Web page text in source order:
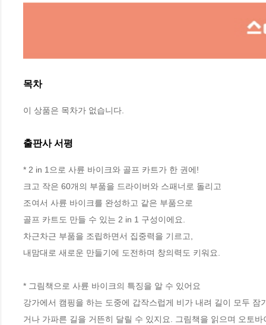
목차
이 상품은 목차가 없습니다.
출판사 서평
* 2 in 1으로 사륜 바이크와 골프 카트가 한 권에!
크고 작은 60개의 부품을 드라이버와 스패너로 돌리고
조여서 사륜 바이크를 완성하고 같은 부품으로
골프 카트도 만들 수 있는 2 in 1 구성이에요.
차근차근 부품을 조립하면서 집중력을 기르고,
내맘대로 새로운 만들기에 도전하며 창의력도 키워요.
* 그림책으로 사륜 바이크의 특징을 알 수 있어요
강가에서 캠핑을 하는 도중에 갑작스럽게 비가 내려 길이 모두
거나 가파른 길을 거뜬히 달릴 수 있지요. 그림책을 읽으며 오토